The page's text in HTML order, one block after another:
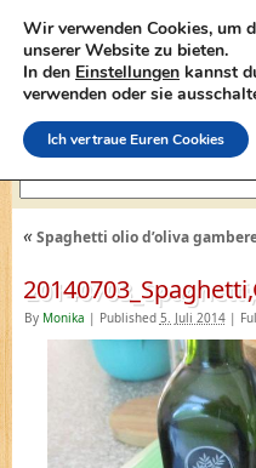
lasagne-rezepte.net
«Spaghetti olio d’oliva
By Monika | Published 5. Juli 2014 |
Wir verwenden Cookies, um
unserer Website zu bieten.
In den Einstellungen kannst
verwenden oder sie
Ich vertraue Euren Cookies